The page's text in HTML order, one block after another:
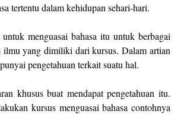
tertentu dalam kehidupan sehari-hari.
menguasai bahasa itu untuk berbagai
yang dimiliki dari kursus. Dalam artian
pengetahuan terkait suatu hal.
khusus buat mendapat pengetahuan itu.
kursus menguasai bahasa contohnya